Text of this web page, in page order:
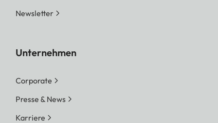
Newsletter
Unternehmen
Corporate
Presse & News
Karriere